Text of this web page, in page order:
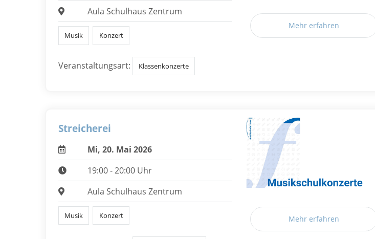
Aula Schulhaus Zentrum
Musik Konzert
Veranstaltungsart: Klassenkonzerte
Mehr erfahren
Streicherei
Mi, 20. Mai 2026
19:00 - 20:00 Uhr
Aula Schulhaus Zentrum
Musik Konzert Mehr erfahren